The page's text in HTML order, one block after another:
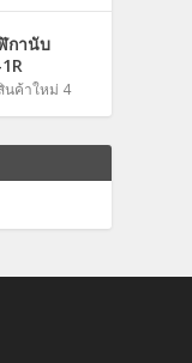
กานับ
นค้าใหม่ 4